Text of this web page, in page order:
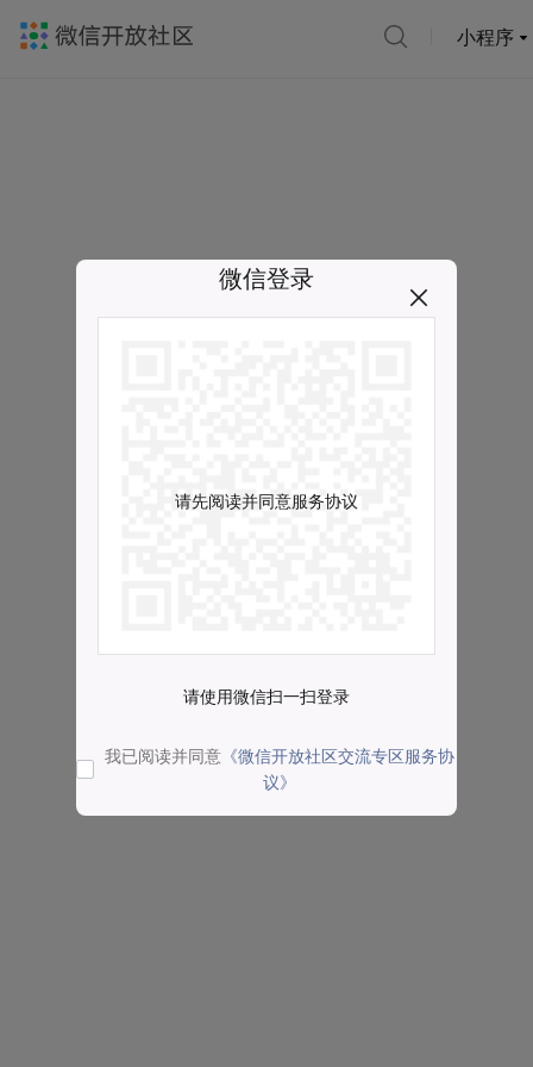
小程序
微信登录
请先阅读并同意服务协议
请使用微信扫一扫登录
我已阅读并同意 《微信开放社区交流专区服务协
议》